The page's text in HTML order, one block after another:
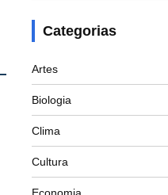
Categorias
Artes
Biologia
Clima
Cultura